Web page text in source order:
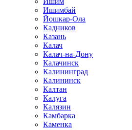
Ишимбай
Йошкар-Ола
Кадников
Казань
Калач
Калач-на-Дону
Калачинск
Калининград
Калининск
Калтан
Калуга
Калязин
Камбарка
Каменка